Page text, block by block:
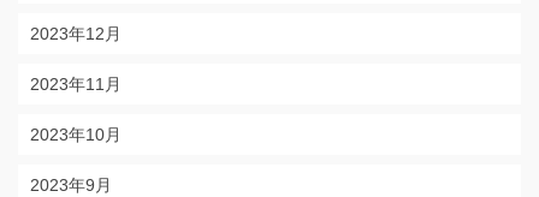
2023年12月
2023年11月
2023年10月
2023年9月